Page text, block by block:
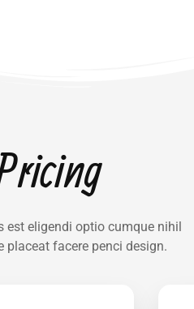
est eligendi optio cumque nihil
facere penci design.